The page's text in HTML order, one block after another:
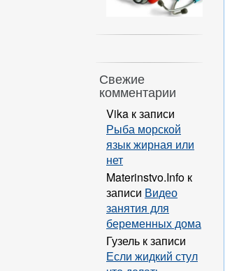
Свежие
комментарии
Vika к записи
Рыба морской
язык жирная или
нет
Materinstvo.Info к
записи Видео
занятия для
беременных дома
Гузель к записи
Если жидкий стул